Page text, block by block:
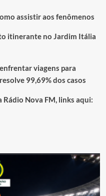
assistir aos fenômenos
itinerante no Jardim Itália
viagens para
99,69% dos casos
Rádio Nova FM, links aqui: